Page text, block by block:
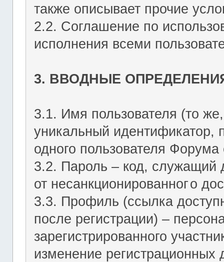
также описывает прочие
2.2. Соглашение по
исполнения всеми
3. ВВОДНЫЕ
3.1. Имя пользователя (то
уникальный идентификатор,
одного пользователя Форума
3.2. Пароль – код, служащий
от несанкционированного
3.3. Профиль (ссылка
после регистрации) –
зарегистрированного
изменение регистрационных